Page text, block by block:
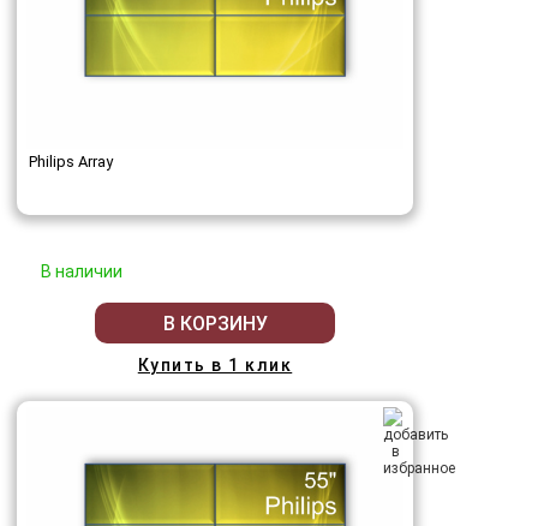
Philips Array
В наличии
В КОРЗИНУ
Купить в 1 клик